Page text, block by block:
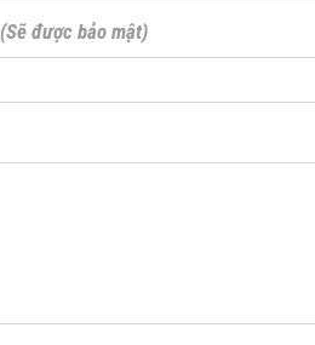
(Sẽ được bảo mật)